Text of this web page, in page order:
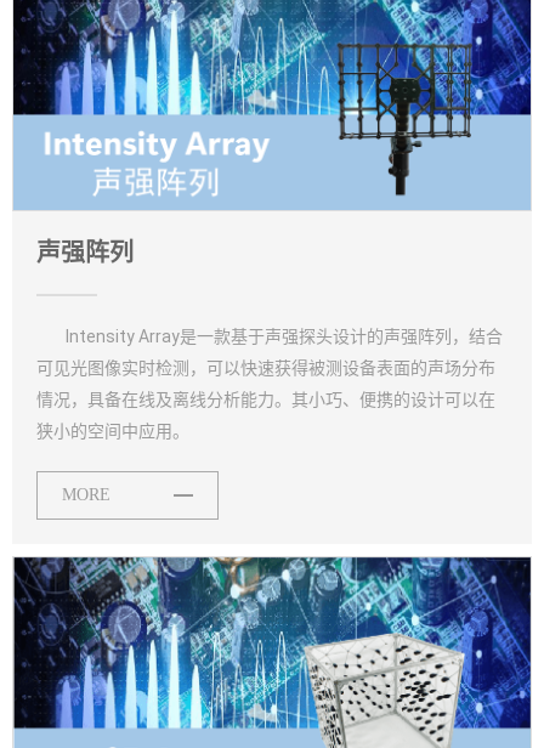
声强阵列
Intensity Array是一款基于声强探头设计的声强阵列，结合
可见光图像实时检测，可以快速获得被测设备表面的声场分布
情况，具备在线及离线分析能力。其小巧、便携的设计可以在
狭小的空间中应用。
MORE